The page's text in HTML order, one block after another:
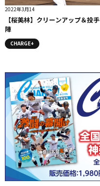
2022年3月14
【桜美林】クリーンアップ＆投手
陣
CHARGE+